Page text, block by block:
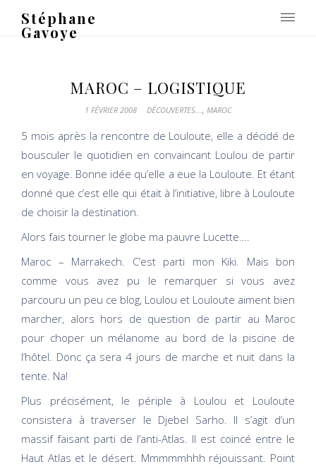
Stéphane
Gavoye
MAROC – LOGISTIQUE
1 FÉVRIER 2008 DÉCOUVERTES..., MAROC
5 mois après la rencontre de Louloute, elle a décidé de
bousculer le quotidien en convaincant Loulou de partir
en voyage. Bonne idée qu’elle a eue la Louloute. Et étant
donné que c’est elle qui était à l’initiative, libre à Louloute
de choisir la destination.
Alors fais tourner le globe ma pauvre Lucette….
Maroc – Marrakech. C’est parti mon Kiki. Mais bon
comme vous avez pu le remarquer si vous avez
parcouru un peu ce blog, Loulou et Louloute aiment bien
marcher, alors hors de question de partir au Maroc
pour choper un mélanome au bord de la piscine de
l’hôtel. Donc ça sera 4 jours de marche et nuit dans la
tente. Na!
Plus précisément, le périple à Loulou et Louloute
consistera à traverser le Djebel Sarho. Il s’agit d’un
massif faisant parti de l’anti-Atlas. Il est coincé entre le
Haut Atlas et le désert. Mmmmmhhh réjouissant. Point